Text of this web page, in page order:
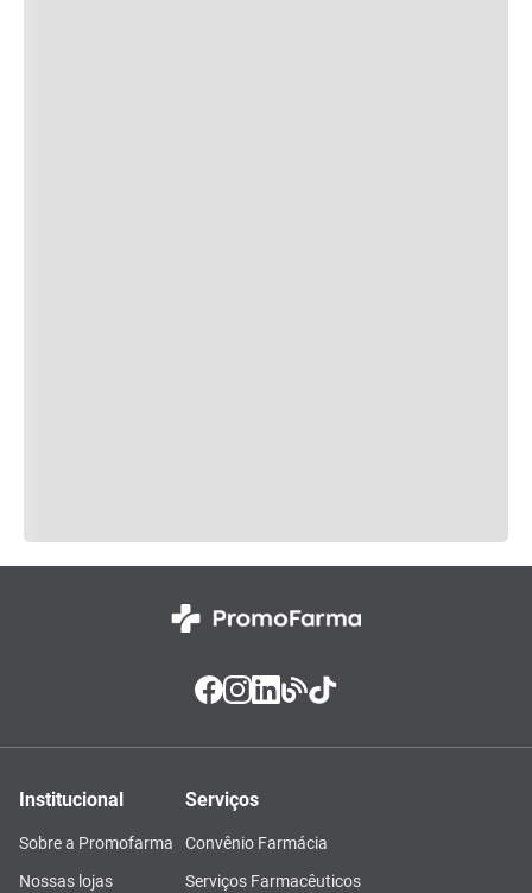
Institucional
Sobre a Promofarma
Nossas lojas
Serviços
Convênio Farmácia
Serviços Farmacêuticos